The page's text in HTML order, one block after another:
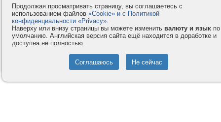
Контакты
Компания
Privacy и Cookie
Услуги
Как оплатить
Помощь
© 2008-2026
- Все права защищены.
Продолжая просматривать страницу, вы соглашаетесь с
использованием файлов «Cookie» и с Политикой
конфиденциальности «Privacy».
Наверху или внизу страницы вы можете изменить валюту и язык по
умолчанию. Английская версия сайта ещё находится в доработке и
доступна не полностью.